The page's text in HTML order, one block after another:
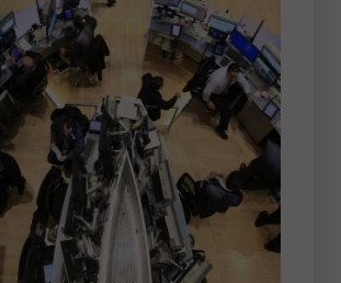
उतार-चढ़ाव मध्यम है, ट्रेडर्स किसी भी
का उपयोग कर सकते हैं। स्थिर
को ध्यान में रखते हुए, ट्रेडर्स हंटर के
हैं। उन्हें धैर्य रखना होता है और
लंबे समय तक इंतजार करना होता है,
शॉट एक अच्छा लाभ ला सकता है।